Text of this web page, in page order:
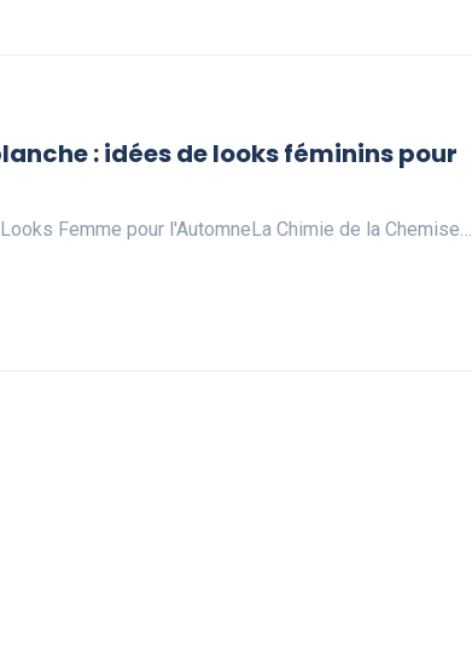
: idées de looks féminins pour
Femme pour l'AutomneLa Chimie de la Chemise…